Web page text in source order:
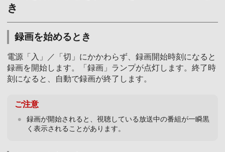
き
録画を始めるとき
電源「入」／「切」にかかわらず、録画開始時刻になると
録画を開始します。「録画」ランプが点灯します。終了時
刻になると、自動で録画が終了します。
ご注意
録画が開始されると、視聴している放送中の番組が一瞬黒
く表示されることがあります。